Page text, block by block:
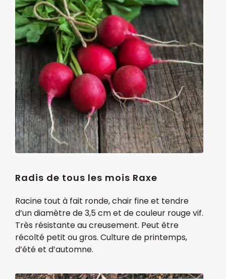
Radis de tous les mois Raxe
Racine tout à fait ronde, chair fine et tendre
d’un diamètre de 3,5 cm et de couleur rouge vif.
Très résistante au creusement. Peut être
récolté petit ou gros. Culture de printemps,
d’été et d’automne.